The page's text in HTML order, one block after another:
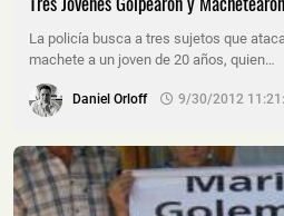
La policía busca a tres sujetos que
machete a un joven de 20 años, quien…
Daniel Orloff 9/30/2012